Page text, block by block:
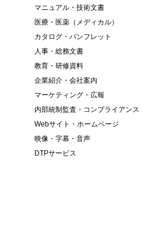
マニュアル・技術文書
医療・医薬（メディカル）
カタログ・パンフレット
人事・総務文書
教育・研修資料
企業紹介・会社案内
マーケティング・広報
内部統制監査・コンプライアンス
Webサイト・ホームページ
映像・字幕・音声
DTPサービス